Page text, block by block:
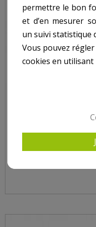
LAMPE UV - LAMPE
permettre le bon
et d’en mesurer
un suivi statistique
Vous pouvez
cookies en utilisant